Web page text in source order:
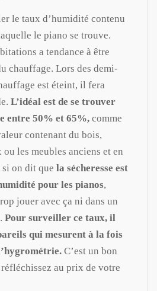
le taux d’humidité contenu
le piano se trouve.
a tendance à être
chauffage. Lors des demi-
est éteint, il fera
L’idéal est de se trouver
entre 50% et 65%, comme
contenant du bois,
les meubles anciens et en
on dit que la sécheresse est
pour les pianos,
jouer avec ça ni dans un
Pour surveiller ce taux, il
qui mesurent à la fois
C’est un bon
au prix de votre